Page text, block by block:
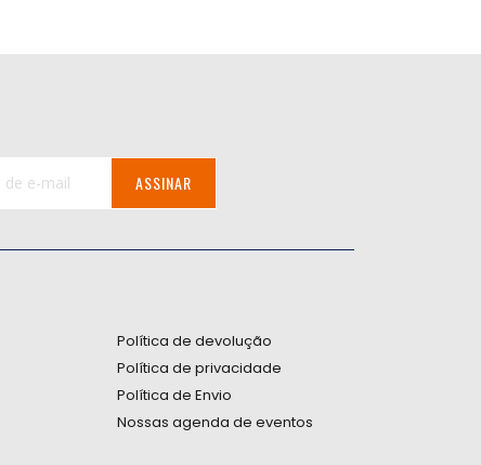
ASSINAR
Política de devolução
Política de privacidade
Política de Envio
Nossas agenda de eventos